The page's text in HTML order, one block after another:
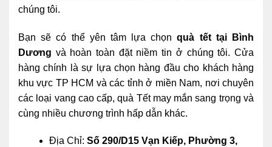
chúng tôi.
Bạn sẽ có thể yên tâm lựa chọnquà tết tại Bình
Dương và hoàn toàn đặt niềm tin ở chúng tôi. Cửa
hàng chính là sự lựa chọn hàng đầu cho khách hàng
khu vực TP HCM và các tỉnh ở miền Nam, nơi chuyên
các loại vang cao cấp, quà Tết may mắn sang trọng và
cùng nhiều chương trình hấp dẫn khác.
Địa Chỉ: Số 290/D15 Vạn Kiếp, Phường 3,